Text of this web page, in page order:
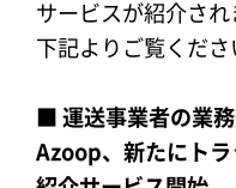
サービスが紹介され
下記よりご覧くださ
■ 運送事業者の業
Azoop、新たにト